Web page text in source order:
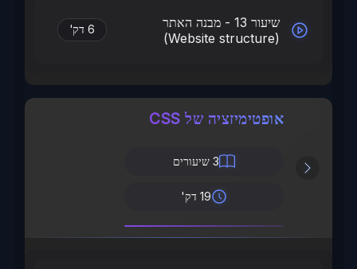
שיעור 13 - מבנה האתר
(Website structure)
6 דק'
אופטימיזציה של CSS
3 שיעורים
19 דק'